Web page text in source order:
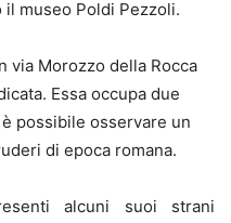
museo Poldi Pezzoli.
via Morozzo della Rocca
Essa occupa due
possibile osservare un
di epoca romana.
alcuni suoi strani